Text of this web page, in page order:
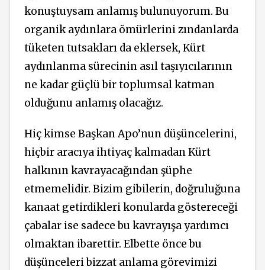
konuştuysam anlamış bulunuyorum. Bu
organik aydınlara ömürlerini zındanlarda
tüketen tutsakları da eklersek, Kürt
aydınlanma sürecinin asıl taşıyıcılarının
ne kadar güçlü bir toplumsal katman
olduğunu anlamış olacağız.
Hiç kimse Başkan Apo’nun düşüncelerini,
hiçbir aracıya ihtiyaç kalmadan Kürt
halkının kavrayacağından şüphe
etmemelidir. Bizim gibilerin, doğruluğuna
kanaat getirdikleri konularda göstereceği
çabalar ise sadece bu kavrayışa yardımcı
olmaktan ibarettir. Elbette önce bu
düşünceleri bizzat anlama görevimizi